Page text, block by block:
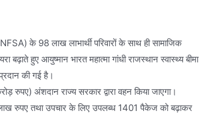
(NFSA) के 98 लाख लाभार्थी परिवारों के साथ ही सामाजिक
हुए आयुष्मान भारत महात्मा गांधी राजस्थान स्वास्थ्य बीमा
की गई है।
रुपए) अंशदान राज्य सरकार द्वारा वहन किया जाएगा।
रुपए तथा उपचार के लिए उपलब्ध 1401 पैकेज को बढ़ाकर